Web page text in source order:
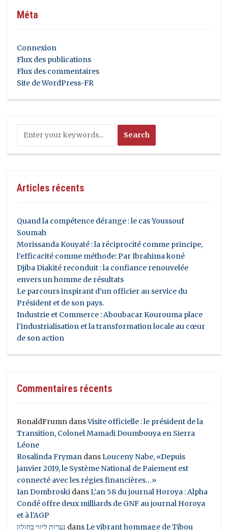
Méta
Connexion
Flux des publications
Flux des commentaires
Site de WordPress-FR
Articles récents
Quand la compétence dérange : le cas Youssouf
Soumah
Morissanda Kouyaté : la réciprocité comme principe,
l’efficacité comme méthode: Par Ibrahima koné
Djiba Diakité reconduit : la confiance renouvelée
envers un homme de résultats
Le parcours inspirant d’un officier au service du
Président et de son pays.
Industrie et Commerce : Aboubacar Kourouma place
l’industrialisation et la transformation locale au cœur
de son action
Commentaires récents
RonaldFrumn dansVisite officielle : le président de la
Transition, Colonel Mamadi Doumbouya en Sierra
Léone
Rosalinda Fryman dansLouceny Nabe, «Depuis
janvier 2019, le Système National de Paiement est
connecté avec les régies financières…»
Ian Dombroski dansL’an 58 du journal Horoya : Alpha
Condé offre deux milliards de GNF au journal Horoya
et à l’AGP
נערות ליווי בחולון dansLe vibrant hommage de Tibou